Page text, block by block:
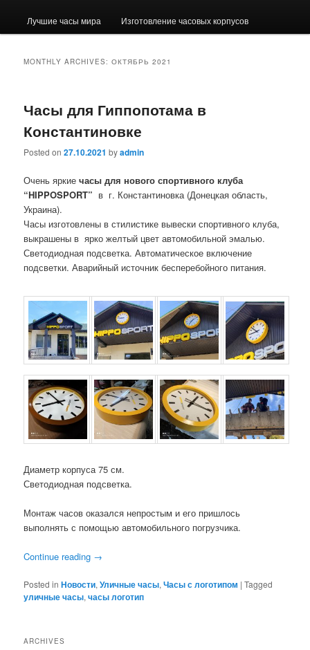
Лучшие часы мира Изготовление часовых корпусов
MONTHLY ARCHIVES:ОКТЯБРЬ 2021
Часы для Гиппопотама в
Константиновке
Posted on27.10.2021 byadmin
Очень яркиечасы для нового спортивного клуба
“HIPPOSPORT” в г. Константиновка (Донецкая область,
Украина).
Часы изготовлены в стилистике вывески спортивного клуба,
выкрашены в ярко желтый цвет автомобильной эмалью.
Светодиодная подсветка. Автоматическое включение
подсветки. Аварийный источник бесперебойного питания.
Диаметр корпуса 75 см.
Светодиодная подсветка.
Монтаж часов оказался непростым и его пришлось
выполнять с помощью автомобильного погрузчика.
Continue reading →
Posted in Новости,Уличные часы,Часы с логотипом |Tagged
уличные часы,часы логотип
ARCHIVES